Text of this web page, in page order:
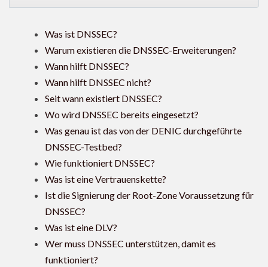
Was ist DNSSEC?
Warum existieren die DNSSEC-Erweiterungen?
Wann hilft DNSSEC?
Wann hilft DNSSEC nicht?
Seit wann existiert DNSSEC?
Wo wird DNSSEC bereits eingesetzt?
Was genau ist das von der DENIC durchgeführte
DNSSEC-Testbed?
Wie funktioniert DNSSEC?
Was ist eine Vertrauenskette?
Ist die Signierung der Root-Zone Voraussetzung für
DNSSEC?
Was ist eine DLV?
Wer muss DNSSEC unterstützen, damit es
funktioniert?